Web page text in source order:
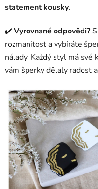
statement kousky.
✔️ Vyrovnané odpovědi?
rozmanitost a vybíráte
nálady. Každý styl má své
vám šperky dělaly radost